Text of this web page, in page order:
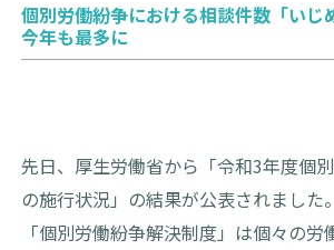
個別労働紛争における相談件数「いじ
今年も最多に
先日、厚生労働省から「令和3年度個
の施行状況」の結果が公表されました。
「個別労働紛争解決制度」は個々の